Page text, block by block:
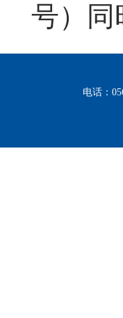
号）同
电话：